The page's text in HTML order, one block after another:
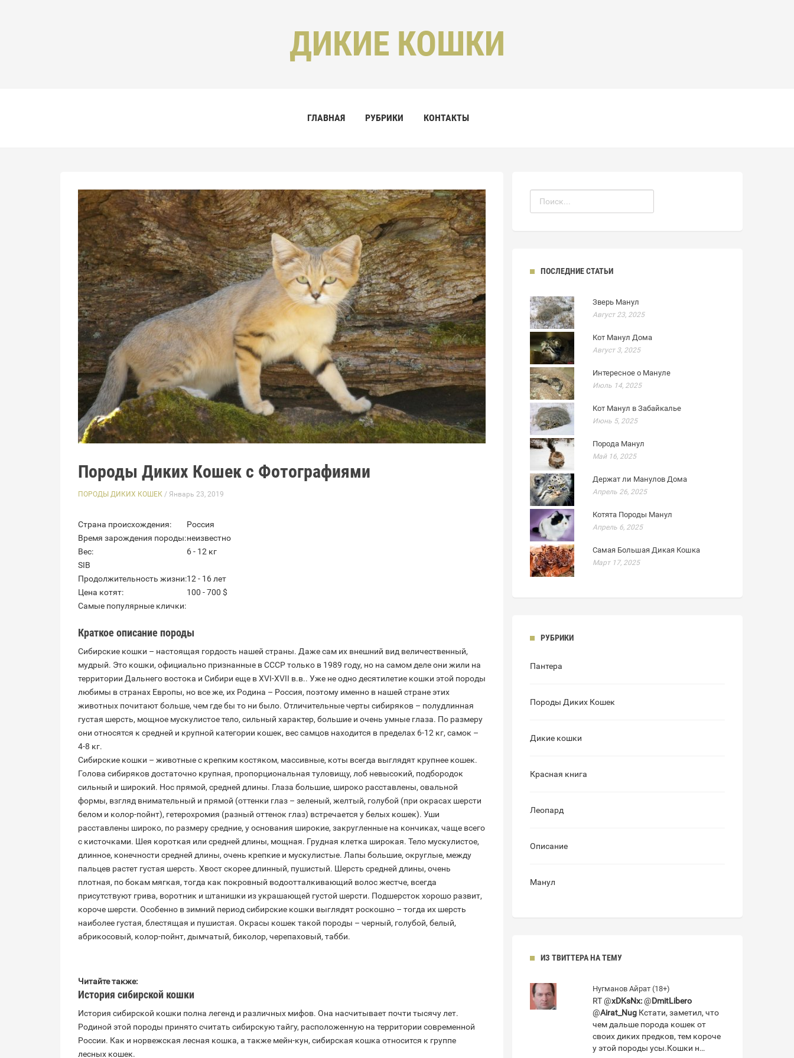
ДИКИЕ КОШКИ
ГЛАВНАЯ РУБРИКИ КОНТАКТЫ
Породы Диких Кошек с Фотографиями
ПОРОДЫ ДИКИХ КОШЕК / Январь 23, 2019
Страна происхождения:
Россия
Время зарождения породы:неизвестно
Вес:
6 - 12 кг
SIB
Продолжительность жизни:12 - 16 лет
Цена котят:
100 - 700 $
Самые популярные клички:
Краткое описание породы
Сибирские кошки – настоящая гордость нашей страны. Даже сам их внешний вид величественный,
мудрый. Это кошки, официально признанные в СССР только в 1989 году, но на самом деле они жили на
территории Дальнего востока и Сибири еще в XVI-XVII в.в.. Уже не одно десятилетие кошки этой породы
любимы в странах Европы, но все же, их Родина – Россия, поэтому именно в нашей стране этих
животных почитают больше, чем где бы то ни было. Отличительные черты сибиряков – полудлинная
густая шерсть, мощное мускулистое тело, сильный характер, большие и очень умные глаза. По размеру
они относятся к средней и крупной категории кошек, вес самцов находится в пределах 6-12 кг, самок –
4-8 кг.
Сибирские кошки – животные с крепким костяком, массивные, коты всегда выглядят крупнее кошек.
Голова сибиряков достаточно крупная, пропорциональная туловищу, лоб невысокий, подбородок
сильный и широкий. Нос прямой, средней длины. Глаза большие, широко расставлены, овальной
формы, взгляд внимательный и прямой (оттенки глаз – зеленый, желтый, голубой (при окрасах шерсти
белом и колор-пойнт), гетерохромия (разный оттенок глаз) встречается у белых кошек). Уши
расставлены широко, по размеру средние, у основания широкие, закругленные на кончиках, чаще всего
с кисточками. Шея короткая или средней длины, мощная. Грудная клетка широкая. Тело мускулистое,
длинное, конечности средней длины, очень крепкие и мускулистые. Лапы большие, округлые, между
пальцев растет густая шерсть. Хвост скорее длинный, пушистый. Шерсть средней длины, очень
плотная, по бокам мягкая, тогда как покровный водоотталкивающий волос жестче, всегда
присутствуют грива, воротник и штанишки из украшающей густой шерсти. Подшерсток хорошо развит,
короче шерсти. Особенно в зимний период сибирские кошки выглядят роскошно – тогда их шерсть
наиболее густая, блестящая и пушистая. Окрасы кошек такой породы – черный, голубой, белый,
абрикосовый, колор-пойнт, дымчатый, биколор, черепаховый, табби.
Читайте также:
История сибирской кошки
История сибирской кошки полна легенд и различных мифов. Она насчитывает почти тысячу лет.
Родиной этой породы принято считать сибирскую тайгу, расположенную на территории современной
России. Как и норвежская лесная кошка, а также мейн-кун, сибирская кошка относится к группе
лесных кошек.
ПОСЛЕДНИЕ СТАТЬИ
Зверь Манул
Август 23, 2025
Кот Манул Дома
Август 3, 2025
Интересное о Мануле
Июль 14, 2025
Кот Манул в Забайкалье
Июнь 5, 2025
Порода Манул
Май 16, 2025
Держат ли Манулов Дома
Апрель 26, 2025
Котята Породы Манул
Апрель 6, 2025
Самая Большая Дикая Кошка
Март 17, 2025
РУБРИКИ
Пантера
Породы Диких Кошек
Дикие кошки
Красная книга
Леопард
Описание
Манул
ИЗ ТВИТТЕРА НА ТЕМУ
Нугманов Айрат (18+)
RT @xDKsNx:@DmitLibero
@Airat_Nug Кстати, заметил, что
чем дальше порода кошек от
своих диких предков, тем короче
у этой породы усы.Кошки н…